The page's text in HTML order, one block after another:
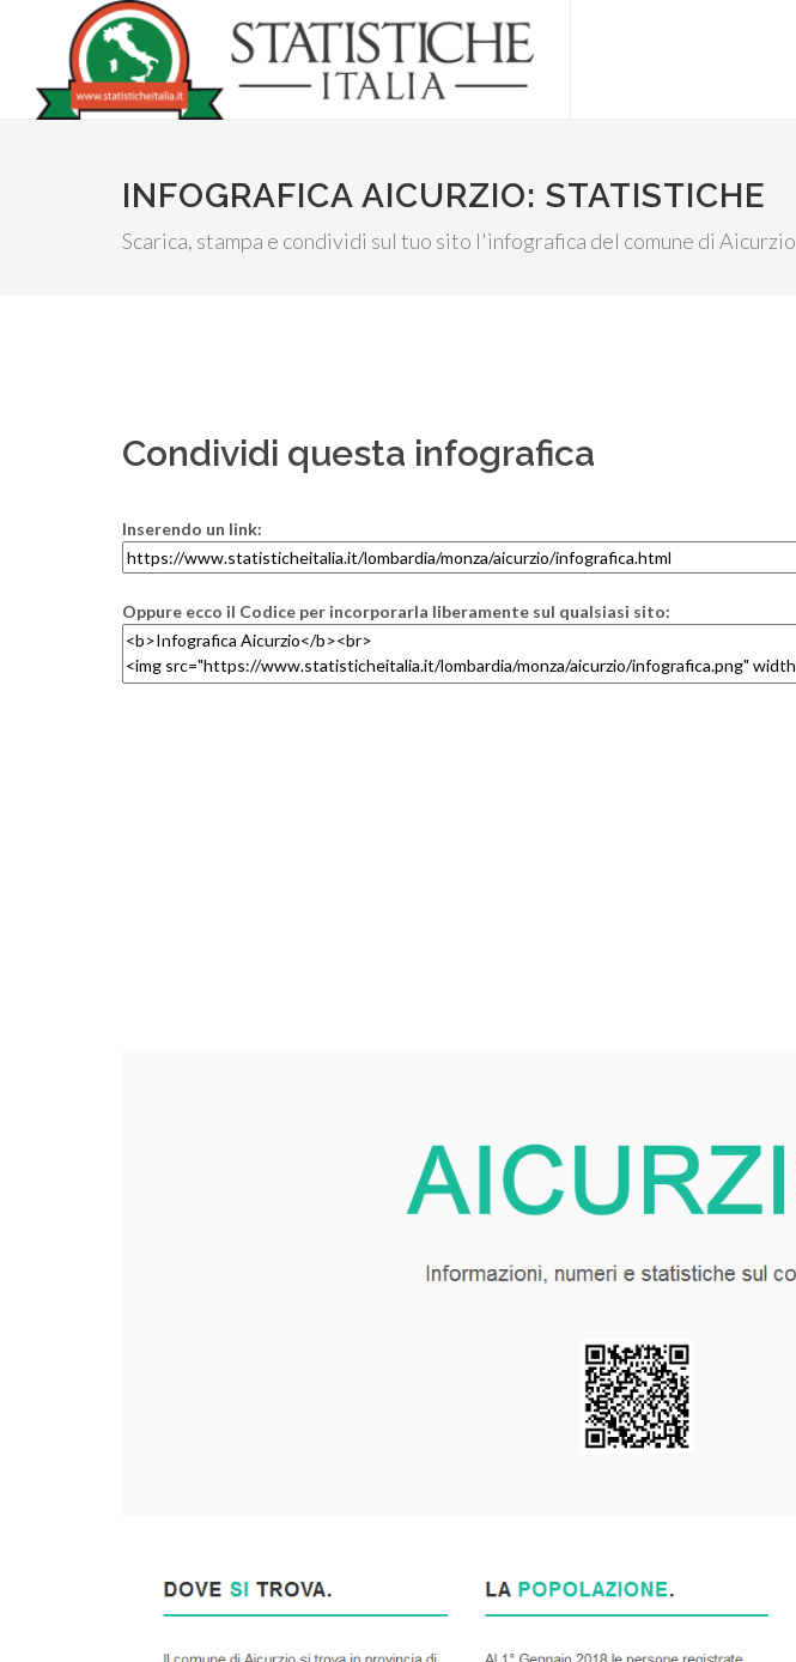
INFOGRAFICA AICURZIO: STATISTICHE
Scarica, stampa e condividi sul tuo sito l'infografica del comune di Aicurzio
Condividi questa infografica
Inserendo un link:
Oppure ecco il Codice per incorporarla liberamente sul qualsiasi sito: